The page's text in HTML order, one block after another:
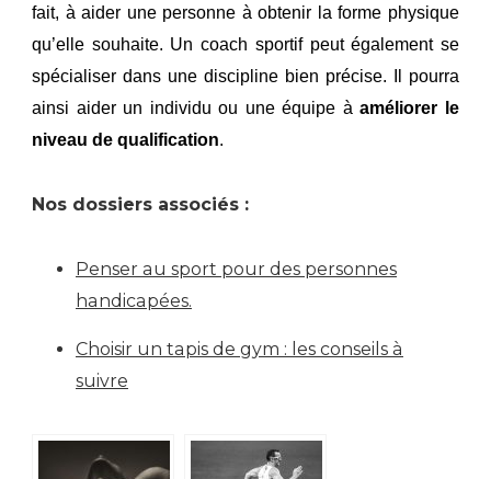
fait, à aider une personne à obtenir la forme physique
qu’elle souhaite. Un coach sportif peut également se
spécialiser dans une discipline bien précise. Il pourra
ainsi aider un individu ou une équipe àaméliorer le
niveau de qualification.
Nos dossiers associés :
Penser au sport pour des personnes
handicapées.
Choisir un tapis de gym : les conseils à
suivre